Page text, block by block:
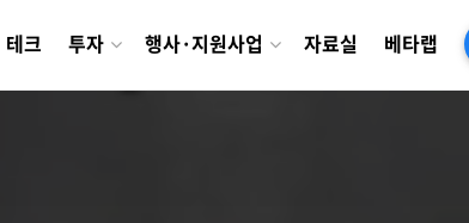
테크 투자 행사·지원사업 자료실 베타랩